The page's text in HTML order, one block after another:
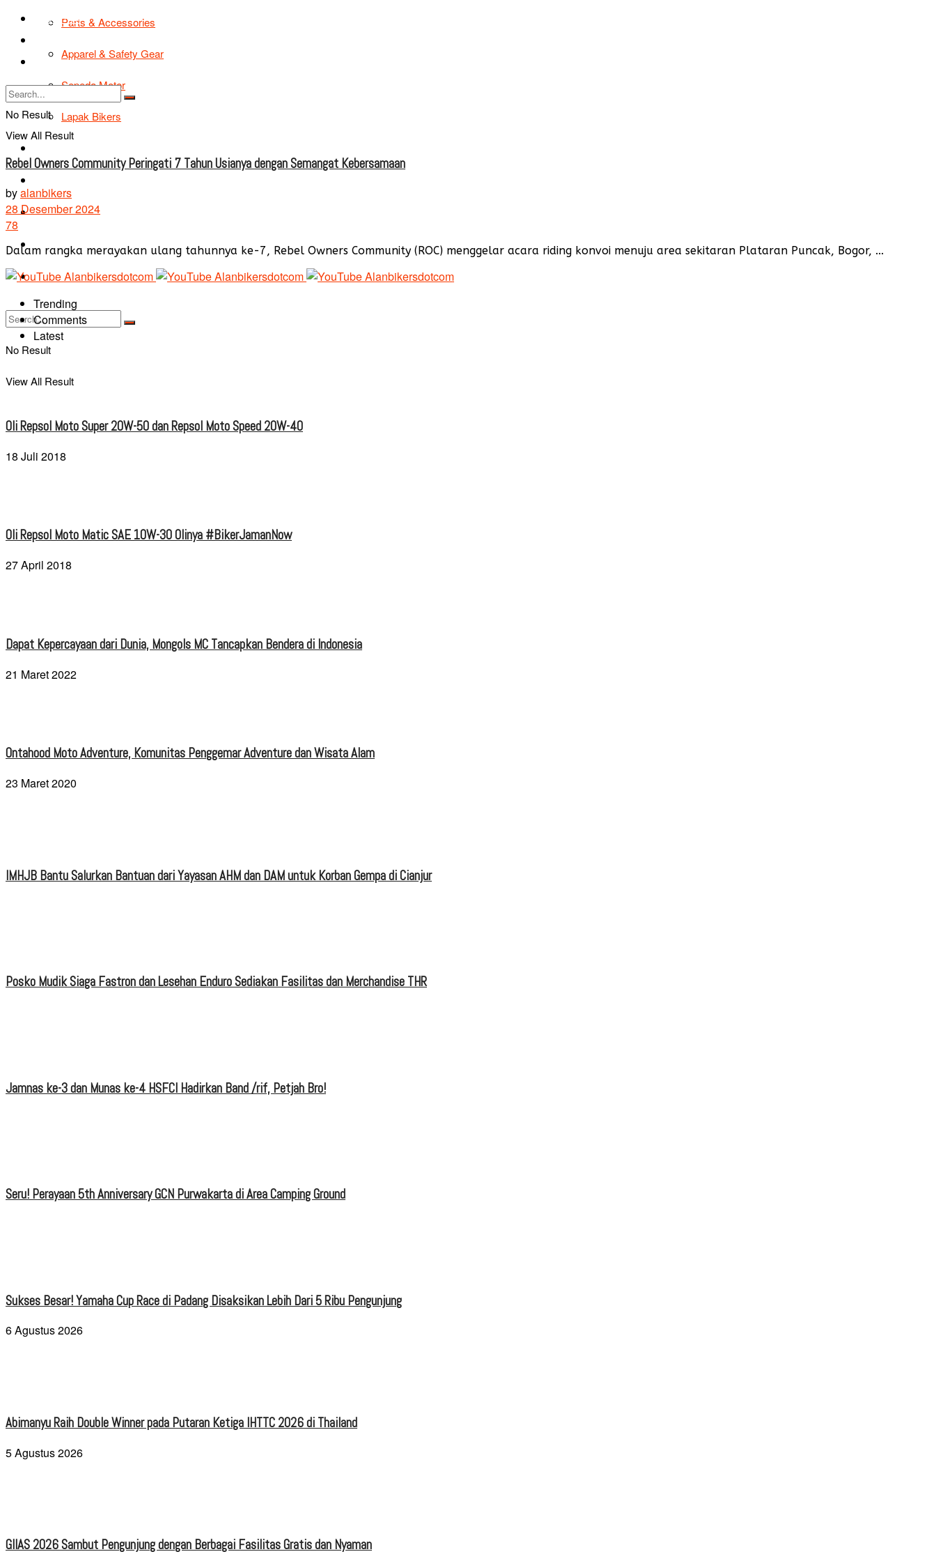
Parts & Accessories
Apparel & Safety Gear
Sepeda Motor
Lapak Bikers
TIPS & TRIK
Bikers Cars
Tentang Kami
No Result
View All Result
TIPS & TRIK
Tentang Kami
No Result
View All Result
Rebel Owners Community Peringati 7 Tahun Usianya dengan Semangat Kebersamaan
byalanbikers
28 Desember 2024
78
Dalam rangka merayakan ulang tahunnya ke-7, Rebel Owners Community (ROC) menggelar acara riding konvoi menuju area sekitaran Plataran Puncak, Bogor, ...
Trending
Comments
Latest
Oli Repsol Moto Super 20W-50 dan Repsol Moto Speed 20W-40
18 Juli 2018
Oli Repsol Moto Matic SAE 10W-30 Olinya #BikerJamanNow
27 April 2018
Dapat Kepercayaan dari Dunia, Mongols MC Tancapkan Bendera di Indonesia
21 Maret 2022
Ontahood Moto Adventure, Komunitas Penggemar Adventure dan Wisata Alam
23 Maret 2020
IMHJB Bantu Salurkan Bantuan dari Yayasan AHM dan DAM untuk Korban Gempa di Cianjur
Posko Mudik Siaga Fastron dan Lesehan Enduro Sediakan Fasilitas dan Merchandise THR
Jamnas ke-3 dan Munas ke-4 HSFCI Hadirkan Band /rif, Petjah Bro!
Seru! Perayaan 5th Anniversary GCN Purwakarta di Area Camping Ground
Sukses Besar! Yamaha Cup Race di Padang Disaksikan Lebih Dari 5 Ribu Pengunjung
6 Agustus 2026
Abimanyu Raih Double Winner pada Putaran Ketiga IHTTC 2026 di Thailand
5 Agustus 2026
GIIAS 2026 Sambut Pengunjung dengan Berbagai Fasilitas Gratis dan Nyaman